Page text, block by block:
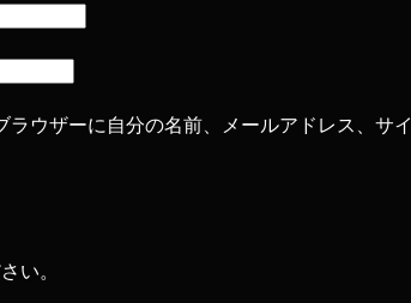
ウザーに自分の名前、メールアドレス、サイ
い。